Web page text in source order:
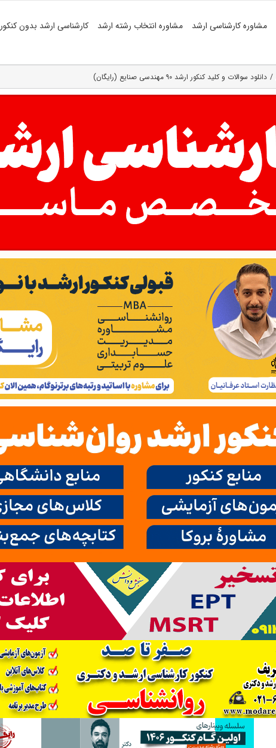
مشاوره کارشناسی ارشد مشاوره انتخاب رشته ارشد کارشناسی ارشد بدون کنکور
دانلود سوالات و کلید کنکور ارشد ۹۰ مهندسی صنایع (رایگان)